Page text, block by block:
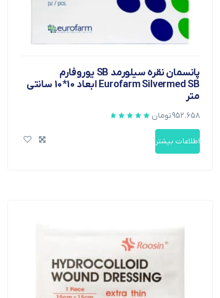
پانسمان نقره سیلورمد SB یوروفارم
Eurofarm Silvermed SB ابعاد 10*10 سانتی
متر
۹۵۲.۶۵۸تومان
اطلاعات بیشتر